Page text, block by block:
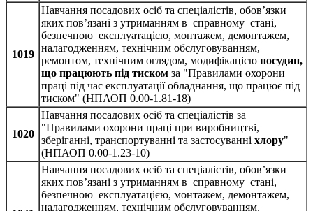
1019
Навчання посадових осіб та спеціалістів, обов’язки
яких пов’язані з утриманням в справному стані,
безпечною експлуатацією, монтажем, демонтажем,
налагодженням, технічним обслуговуванням,
ремонтом, технічним оглядом, модифікацією посудин,
що працюють під тиском за "Правилами охорони
праці під час експлуатації обладнання, що працює під
тиском" (НПАОП 0.00-1.81-18)
1020
Навчання посадових осіб та спеціалістів за
"Правилами охорони праці при виробництві,
зберіганні, транспортуванні та застосуванні хлору"
(НПАОП 0.00-1.23-10)
Навчання посадових осіб та спеціалістів, обов’язки
яких пов’язані з утриманням в справному стані,
безпечною експлуатацією, монтажем, демонтажем,
налагодженням, технічним обслуговуванням,